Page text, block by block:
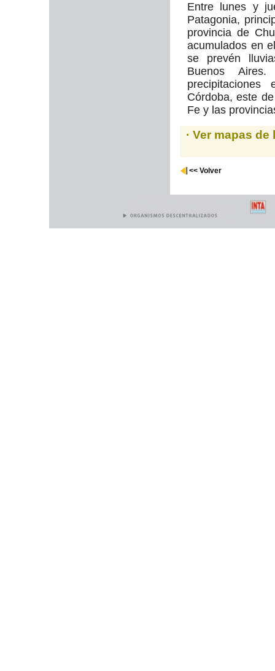
Entre lunes y
Patagonia,
provincia de
acumulados en
se prevén
Buenos
Córdoba, este
Fe y las
· Ver mapas
<< Volver